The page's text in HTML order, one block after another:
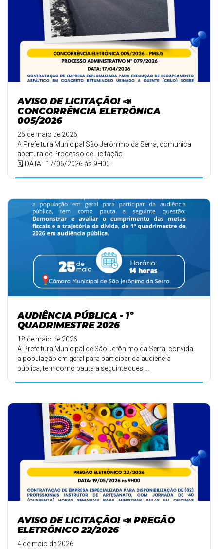
AVISO DE LICITAÇÃO! 📣
CONCORRÊNCIA ELETRÔNICA
005/2026
25 de maio de 2026
A Prefeitura Municipal São Jerônimo da Serra, comunica
abertura de Processo de Licitação.
🗓️ DATA: 17/06/2026 às 9H00
AUDIÊNCIA PÚBLICA - 1º
QUADRIMESTRE 2026
18 de maio de 2026
A Prefeitura Municipal de São Jerônimo da Serra, convida
a população em geral para participar da audiência
pública, tem como pauta a seguinte ques ...
AVISO DE LICITAÇÃO! 📣 PREGÃO
ELETRÔNICO 22/2026
4 de maio de 2026